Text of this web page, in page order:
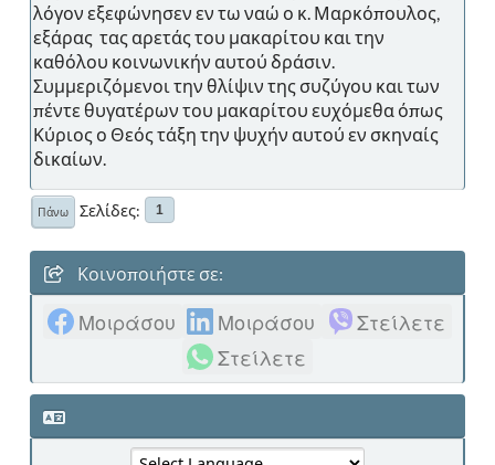
λόγον εξεφώνησεν εν τω ναώ ο κ. Μαρκόπουλος,
εξάρας τας αρετάς του μακαρίτου και την
καθόλου κοινωνικήν αυτού δράσιν.
Συμμεριζόμενοι την θλίψιν της συζύγου και των
πέντε θυγατέρων του μακαρίτου ευχόμεθα όπως
Κύριος ο Θεός τάξη την ψυχήν αυτού εν σκηναίς
δικαίων.
Πάνω Σελίδες 1
Κοινοποιήστε σε:
Μοιράσου Μοιράσου
Στείλετε
Στείλετε